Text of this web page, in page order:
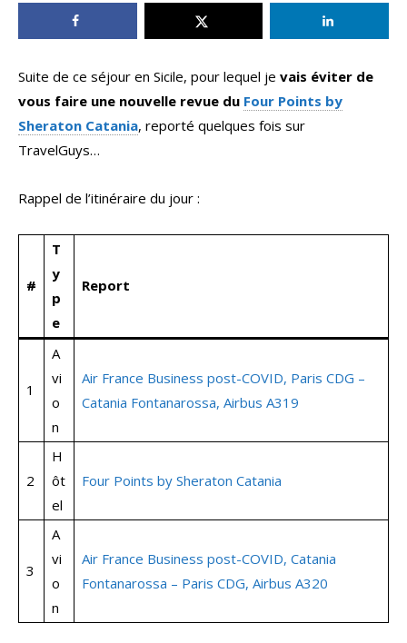
Suite de ce séjour en Sicile, pour lequel je vais éviter de
vous faire une nouvelle revue du Four Points by
Sheraton Catania, reporté quelques fois sur
TravelGuys…
Rappel de l’itinéraire du jour :
#
T
y
p
e
Report
1
A
vi
o
n
Air France Business post-COVID, Paris CDG –
Catania Fontanarossa, Airbus A319
2
H
ôt
el
Four Points by Sheraton Catania
3
A
vi
o
n
Air France Business post-COVID, Catania
Fontanarossa – Paris CDG, Airbus A320